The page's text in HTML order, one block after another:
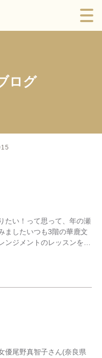
ログ
たい！って思って、年の瀬
ましたいつも3階の華鹿文
ンジメントのレッスンを開
優尾野真智子さん(奈良県